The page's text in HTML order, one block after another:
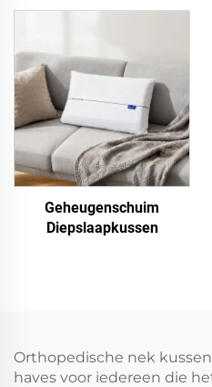
Geheugenschuim
Diepslaapkussen
Orthopedische nek
haves voor iedereen die